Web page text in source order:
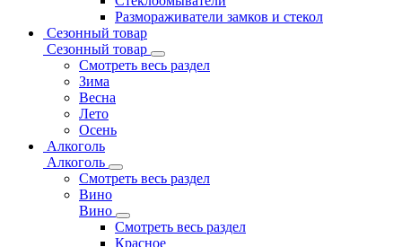
Размораживатели замков и стекол
Сезонный товар
Сезонный товар
Смотреть весь раздел
Зима
Весна
Лето
Осень
Алкоголь
Алкоголь
Смотреть весь раздел
Вино
Вино
Смотреть весь раздел
Красное